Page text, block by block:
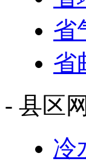
省
省
- 县区
冷